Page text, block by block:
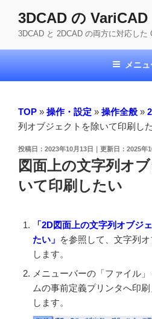
ン
へ
3DCAD の VariCAD
3DCAD と 2DCAD の両方に対応した
メニュ
TOP » 操作・設定 » 操作全般 »
列オブジェクトを除いて印刷し
投
稿
日:
2023年10月13日 2025年
図面上の文字列オ
いて印刷したい
「2D図面上の文字列オブジ
たい」 を参照して、文字列
します。
メニューバーの「ファイル
ムの事前定義プリンタへ印
します。